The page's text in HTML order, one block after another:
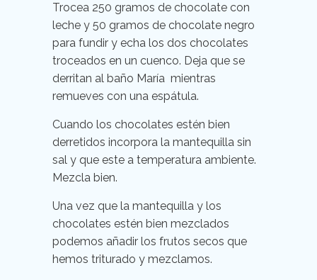
Trocea 250 gramos de chocolate con
leche y 50 gramos de chocolate negro
para fundir y echa los dos chocolates
troceados en un cuenco. Deja que se
derritan al baño María mientras
remueves con una espátula.
Cuando los chocolates estén bien
derretidos incorpora la mantequilla sin
sal y que este a temperatura ambiente.
Mezcla bien.
Una vez que la mantequilla y los
chocolates estén bien mezclados
podemos añadir los frutos secos que
hemos triturado y mezclamos.